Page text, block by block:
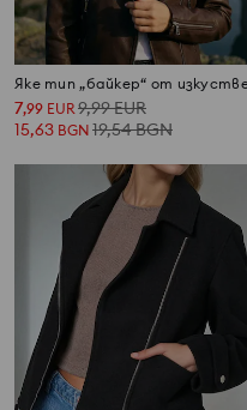
7,99 EUR9,99EUR
15,63 BGN 19,54BGN